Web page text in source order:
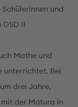
und
II
Mathe und
unterrichtet. Bei
drei Jahre,
der Matura in